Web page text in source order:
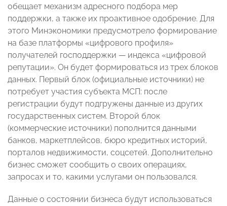
обещает механизм адресного подбора мер
поддержки, а также их проактивное одобрение. Для
этого Минэкономики предусмотрело формирование
на базе платформы «цифрового профиля»
получателей господдержки — индекса «цифровой
репутации». Он будет формироваться из трех блоков
данных. Первый блок (официальные источники) не
потребует участия субъекта МСП: после
регистрации будут подгружены данные из других
государственных систем. Второй блок
(коммерческие источники) пополнится данными
банков, маркетплейсов, бюро кредитных историй,
порталов недвижимости, соцсетей. Дополнительно
бизнес сможет сообщить о своих операциях,
запросах и то, какими услугами он пользовался.
Данные о состоянии бизнеса будут использоваться